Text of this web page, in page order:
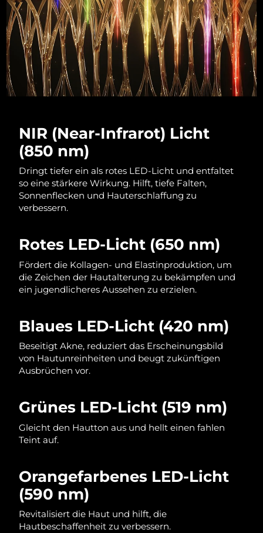
NIR (Near-Infrarot) Licht
(850 nm)
Dringt tiefer ein als rotes LED-Licht und entfaltet
so eine stärkere Wirkung. Hilft, tiefe Falten,
Sonnenflecken und Hauterschlaffung zu
verbessern.
Rotes LED-Licht (650 nm)
Fördert die Kollagen- und Elastinproduktion, um
die Zeichen der Hautalterung zu bekämpfen und
ein jugendlicheres Aussehen zu erzielen.
Blaues LED-Licht (420 nm)
Beseitigt Akne, reduziert das Erscheinungsbild
von Hautunreinheiten und beugt zukünftigen
Ausbrüchen vor.
Grünes LED-Licht (519 nm)
Gleicht den Hautton aus und hellt einen fahlen
Teint auf.
Orangefarbenes LED-Licht
(590 nm)
Revitalisiert die Haut und hilft, die
Hautbeschaffenheit zu verbessern.